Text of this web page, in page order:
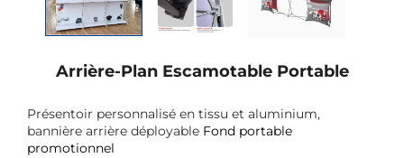
Arrière-Plan Escamotable Portable
Présentoir personnalisé en tissu et aluminium,
bannière arrière déployable Fond portable
promotionnel